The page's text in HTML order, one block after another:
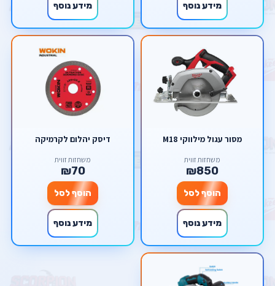
מידע נוסף מידע נוסף
מסור עגול מילווקי M18
משחזות זווית
₪850
הוסף לסל
מידע נוסף
דיסק יהלום לקרמיקה
משחזות זווית
₪70
הוסף לסל
מידע נוסף